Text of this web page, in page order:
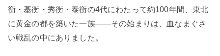
衡・基衡・秀衡・泰衡の4代にわたって約100年間、東北
に黄金の都を築いた一族——その始まりは、血なまぐさ
い戦乱の中にありました。